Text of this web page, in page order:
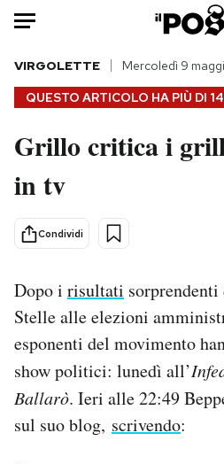
HOME
Italia
Politica
Tecnologia
Internet
Cultura
Economia
Sport
PODCAST
QUESTO ARTICOLO HA PIÙ DI
VIRGOLETTE Mercoledì 9
Grillo critica i
in tv
Condividi
Dopo i risultati
Stelle alle elezioni
esponenti del movimento
show politici: lunedì all’
Ballarò. Ieri alle 22:49
sul suo blog, scrivendo: